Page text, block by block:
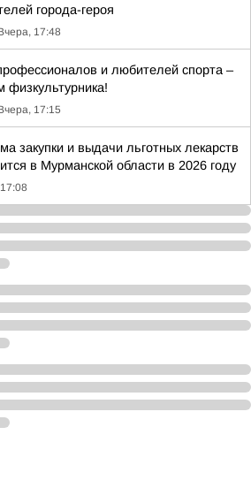
города-героя
17:48
и любителей спорта –
физкультурника!
17:15
закупки и выдачи льготных лекарств
в Мурманской области в 2026 году